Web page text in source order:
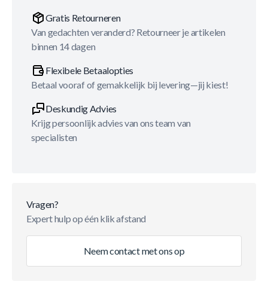
Gratis Retourneren
Van gedachten veranderd? Retourneer je artikelen
binnen 14 dagen
Flexibele Betaalopties
Betaal vooraf of gemakkelijk bij levering—jij kiest!
Deskundig Advies
Krijg persoonlijk advies van ons team van
specialisten
Vragen?
Expert hulp op één klik afstand
Neem contact met ons op